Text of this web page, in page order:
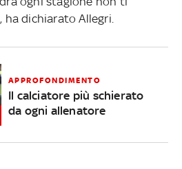
ha dichiarato Allegri.
APPROFONDIMENTO
Il calciatore più schierato
da ogni allenatore